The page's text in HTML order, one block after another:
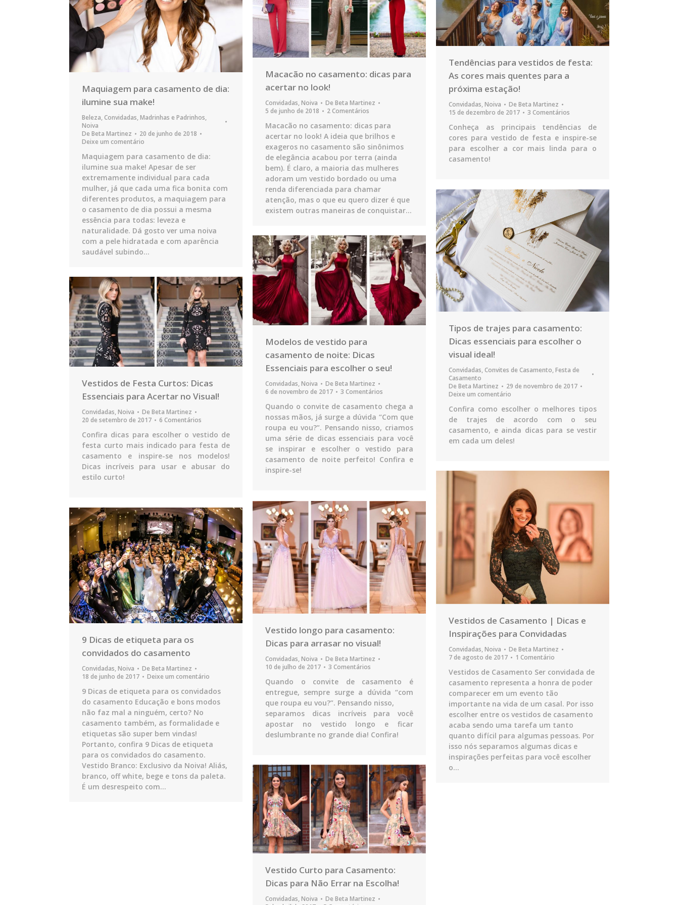
Maquiagem para casamento de dia:
ilumine sua make!
Beleza,Convidadas,Madrinhas e Padrinhos,
Noiva
De Beta Martinez
20 de junho de 2018
Deixe um comentário
Maquiagem para casamento de dia:
ilumine sua make! Apesar de ser
extremamente individual para cada
mulher, já que cada uma fica bonita com
diferentes produtos, a maquiagem para
o casamento de dia possui a mesma
essência para todas: leveza e
naturalidade. Dá gosto ver uma noiva
com a pele hidratada e com aparência
saudável subindo…
Macacão no casamento: dicas para
acertar no look!
Convidadas,Noiva De Beta Martinez
5 de junho de 2018
2 Comentários
Macacão no casamento: dicas para
acertar no look! A ideia que brilhos e
exageros no casamento são sinônimos
de elegância acabou por terra (ainda
bem). É claro, a maioria das mulheres
adoram um vestido bordado ou uma
renda diferenciada para chamar
atenção, mas o que eu quero dizer é que
existem outras maneiras de conquistar…
Tendências para vestidos de festa:
As cores mais quentes para a
próxima estação!
Convidadas,Noiva De Beta Martinez
15 de dezembro de 2017
3 Comentários
Conheça as principais tendências de
cores para vestido de festa e inspire-se
para escolher a cor mais linda para o
casamento!
Tipos de trajes para casamento:
Dicas essenciais para escolher o
visual ideal!
Convidadas,Convites de Casamento,Festa de
Casamento
De Beta Martinez
29 de novembro de 2017
Deixe um comentário
Confira como escolher o melhores tipos
de trajes de acordo com o seu
casamento, e ainda dicas para se vestir
em cada um deles!
Modelos de vestido para
casamento de noite: Dicas
Essenciais para escolher o seu!
Convidadas,Noiva De Beta Martinez
6 de novembro de 2017
3 Comentários
Quando o convite de casamento chega a
nossas mãos, já surge a dúvida “Com que
roupa eu vou?”. Pensando nisso, criamos
uma série de dicas essenciais para você
se inspirar e escolher o vestido para
casamento de noite perfeito! Confira e
inspire-se!
Vestidos de Festa Curtos: Dicas
Essenciais para Acertar no Visual!
Convidadas,Noiva De Beta Martinez
20 de setembro de 2017
6 Comentários
Confira dicas para escolher o vestido de
festa curto mais indicado para festa de
casamento e inspire-se nos modelos!
Dicas incríveis para usar e abusar do
estilo curto!
Vestidos de Casamento | Dicas e
Inspirações para Convidadas
Convidadas,Noiva De Beta Martinez
7 de agosto de 2017
1 Comentário
Vestidos de Casamento Ser convidada de
casamento representa a honra de poder
comparecer em um evento tão
importante na vida de um casal. Por isso
escolher entre os vestidos de casamento
acaba sendo uma tarefa um tanto
quanto difícil para algumas pessoas. Por
isso nós separamos algumas dicas e
inspirações perfeitas para você escolher
o…
Vestido longo para casamento:
Dicas para arrasar no visual!
Convidadas,Noiva De Beta Martinez
10 de julho de 2017
3 Comentários
Quando o convite de casamento é
entregue, sempre surge a dúvida “com
que roupa eu vou?”. Pensando nisso,
separamos dicas incríveis para você
apostar no vestido longo e ficar
deslumbrante no grande dia! Confira!
9 Dicas de etiqueta para os
convidados do casamento
Convidadas,Noiva De Beta Martinez
18 de junho de 2017
Deixe um comentário
9 Dicas de etiqueta para os convidados
do casamento Educação e bons modos
não faz mal a ninguém, certo? No
casamento também, as formalidade e
etiquetas são super bem vindas!
Portanto, confira 9 Dicas de etiqueta
para os convidados do casamento.
Vestido Branco: Exclusivo da Noiva! Aliás,
branco, off white, bege e tons da paleta.
É um desrespeito com…
Vestido Curto para Casamento:
Dicas para Não Errar na Escolha!
Convidadas,Noiva De Beta Martinez